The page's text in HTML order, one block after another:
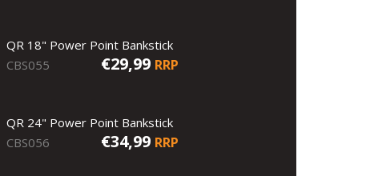
QR 18" Power Point Bankstick
CBS055
€29,99 RRP
QR 24" Power Point Bankstick
CBS056
€34,99 RRP